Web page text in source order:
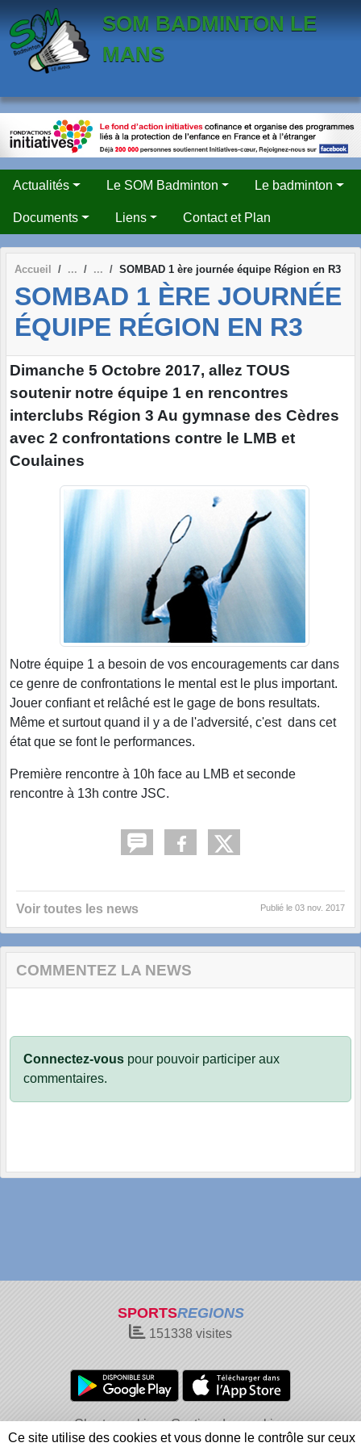
SOM BADMINTON LE
MANS
Actualités Le SOM Badminton Le badminton
Documents Liens Contact et Plan
Accueil SOMBAD 1 ère journée équipe Région en R3
SOMBAD 1 ÈRE JOURNÉE
ÉQUIPE RÉGION EN R3
Dimanche 5 Octobre 2017, allez TOUS
soutenir notre équipe 1 en rencontres
interclubs Région 3 Au gymnase des Cèdres
avec 2 confrontations contre le LMB et
Coulaines
Notre équipe 1 a besoin de vos encouragements car dans
ce genre de confrontations le mental est le plus important.
Jouer confiant et relâché est le gage de bons resultats.
Même et surtout quand il y a de l'adversité, c'est dans cet
état que se font le performances.
Première rencontre à 10h face au LMB et seconde
rencontre à 13h contre JSC.
Voir toutes les news Publié le 03 nov. 2017
COMMENTEZ LA NEWS
Connectez-vous pour pouvoir participer aux
commentaires.
SPORTSREGIONS
151338 visites
Charte cookies
Gestion des cookies
Informations légales
Signaler un contenu inapproprié
Panneau de gestion des cookies
Ce site utilise des cookies et vous donne le contrôle sur ceux